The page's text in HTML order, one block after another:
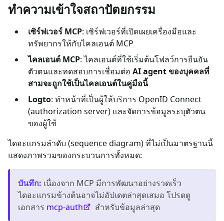
ทำความเข้าใจสถาปัตยกรรม
เซิร์ฟเวอร์ MCP: เซิร์ฟเวอร์ที่เปิดเผยเครื่องมือและ
ทรัพยากรให้กับไคลเอนต์ MCP
ไคลเอนต์ MCP: ไคลเอนต์ที่ใช้เริ่มต้นโฟลว์การยืนยัน
ตัวตนและทดสอบการเชื่อมต่อ AI agent ของบุคคลที่
สามจะถูกใช้เป็นไคลเอนต์ในคู่มือนี้
Logto: ทำหน้าที่เป็นผู้ให้บริการ OpenID Connect
(authorization server) และจัดการข้อมูลระบุตัวตน
ของผู้ใช้
ไดอะแกรมลำดับ (sequence diagram) ที่ไม่เป็นมาตรฐานนี้
แสดงภาพรวมของกระบวนการทั้งหมด:
บันทึก: เนื่องจาก MCP มีการพัฒนาอย่างรวดเร็ว
ไดอะแกรมข้างต้นอาจไม่อัปเดตล่าสุดเสมอ โปรดดู
เอกสาร mcp-auth สำหรับข้อมูลล่าสุด